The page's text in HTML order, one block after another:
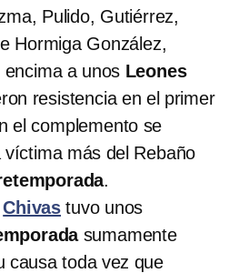
Pulido, Gutiérrez,
Hormiga González,
encima a unos Leones
resistencia en el primer
el complemento se
más del Rebaño
.
Chivas tuvo unos
sumamente
causa toda vez que